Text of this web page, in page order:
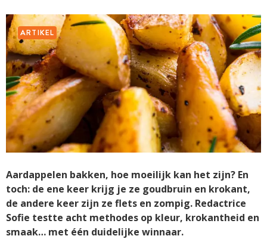
ARTIKEL
Aardappelen bakken, hoe moeilijk kan het zijn? En
toch: de ene keer krijg je ze goudbruin en krokant,
de andere keer zijn ze flets en zompig. Redactrice
Sofie testte acht methodes op kleur, krokantheid en
smaak… met één duidelijke winnaar.